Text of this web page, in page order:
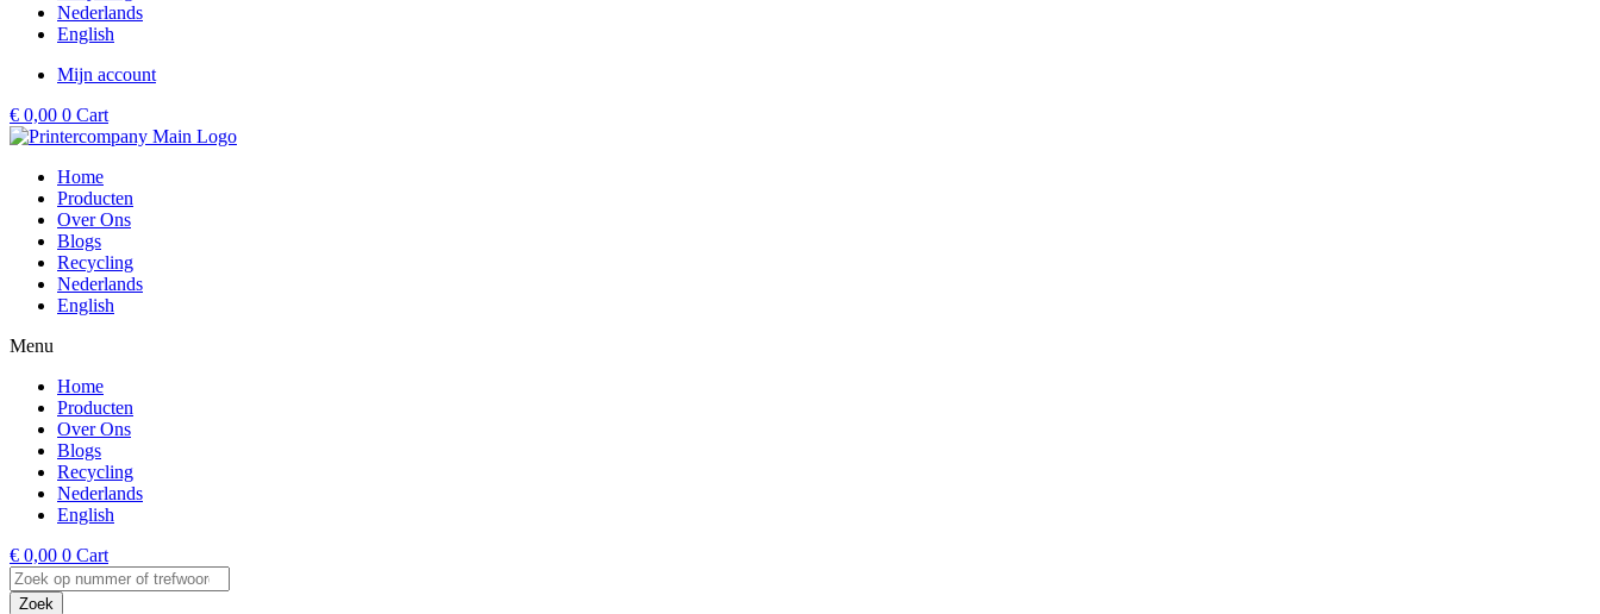
Nederlands
English
Mijn account
€ 0,00 0 Cart
Home
Producten
Over Ons
Blogs
Recycling
Nederlands
English
Menu
Home
Producten
Over Ons
Blogs
Recycling
Nederlands
English
€ 0,00 0 Cart
Search
...Zoek